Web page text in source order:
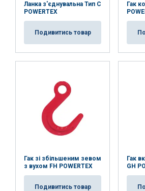
Ланка з'єднувальна Тип С
POWERTEX
Подивитись товар
Гак
Гак зі збільшеним зевом
з вухом FH POWERTEX
Подивитись товар
Гак
GH
Niezbędne Wydajność
AKCEPTUJ
ODRZUĆ
POKAŻ SZCZEGÓŁY